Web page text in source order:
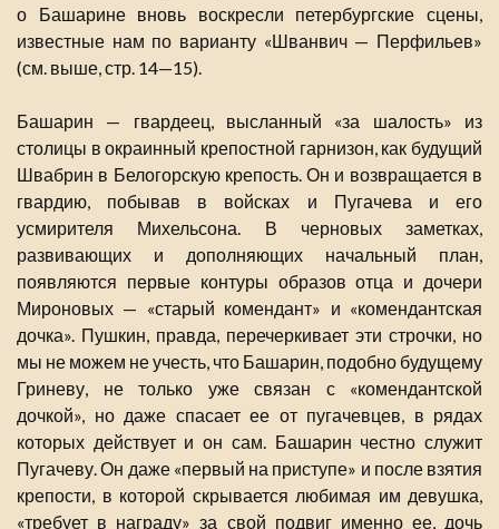
о Башарине вновь воскресли петербургские сцены,
известные нам по варианту «Шванвич — Перфильев»
(см. выше, стр. 14—15).
Башарин — гвардеец, высланный «за шалость» из
столицы в окраинный крепостной гарнизон, как будущий
Швабрин в Белогорскую крепость. Он и возвращается в
гвардию, побывав в войсках и Пугачева и его
усмирителя Михельсона. В черновых заметках,
развивающих и дополняющих начальный план,
появляются первые контуры образов отца и дочери
Мироновых — «старый комендант» и «комендантская
дочка». Пушкин, правда, перечеркивает эти строчки, но
мы не можем не учесть, что Башарин, подобно будущему
Гриневу, не только уже связан с «комендантской
дочкой», но даже спасает ее от пугачевцев, в рядах
которых действует и он сам. Башарин честно служит
Пугачеву. Он даже «первый на приступе» и после взятия
крепости, в которой скрывается любимая им девушка,
«требует в награду» за свой подвиг именно ее, дочь